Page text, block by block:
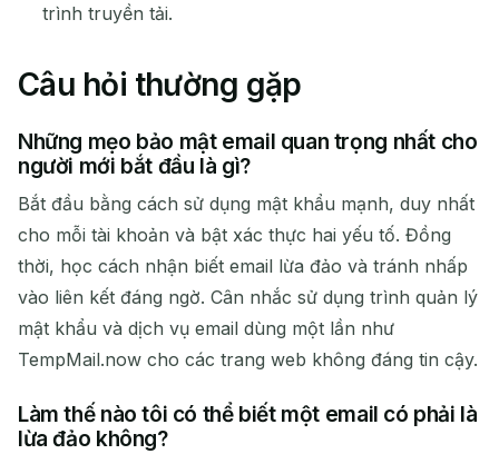
trình truyền tải.
Câu hỏi thường gặp
Những mẹo bảo mật email quan trọng nhất cho
người mới bắt đầu là gì?
Bắt đầu bằng cách sử dụng mật khẩu mạnh, duy nhất
cho mỗi tài khoản và bật xác thực hai yếu tố. Đồng
thời, học cách nhận biết email lừa đảo và tránh nhấp
vào liên kết đáng ngờ. Cân nhắc sử dụng trình quản lý
mật khẩu và dịch vụ email dùng một lần như
TempMail.now cho các trang web không đáng tin cậy.
Làm thế nào tôi có thể biết một email có phải là
lừa đảo không?